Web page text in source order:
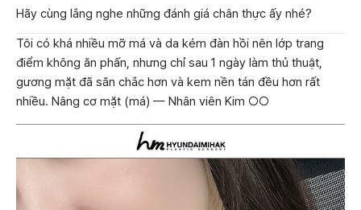
Hãy cùng lắng nghe những đánh giá chân thực ấy nhé?
Tôi có khá nhiều mỡ má và da kém đàn hồi nên lớp trang
điểm không ăn phấn, nhưng chỉ sau 1 ngày làm thủ thuật,
gương mặt đã săn chắc hơn và kem nền tán đều hơn rất
nhiều. Nâng cơ mặt (má) — Nhân viên Kim ○○